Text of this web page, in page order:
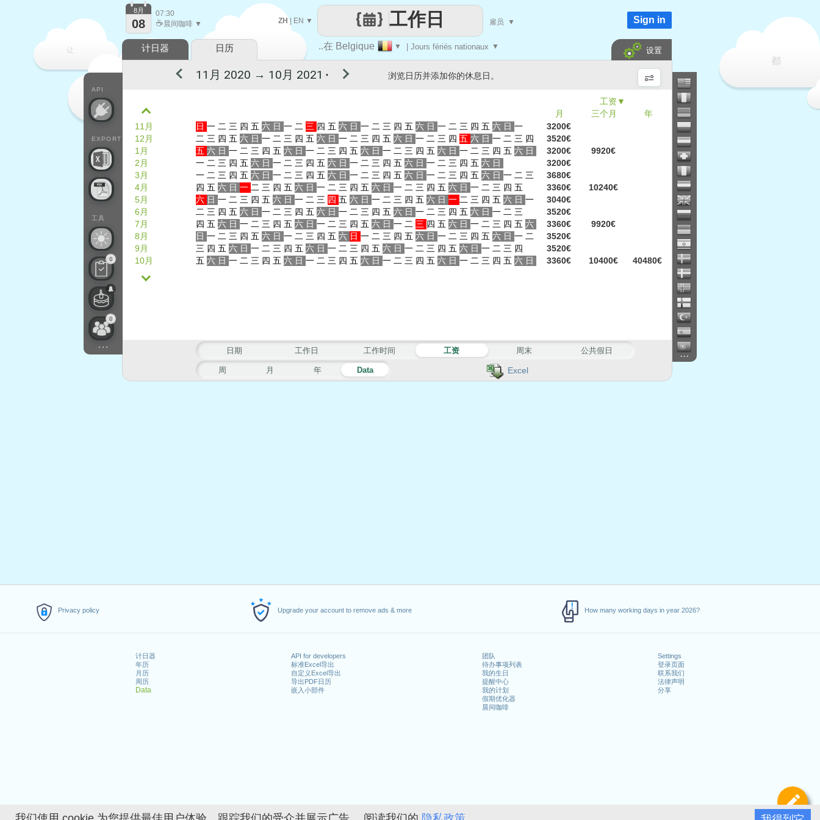
Privacy policy Upgrade your account to remove ads & more How many working days in year 2026?
计日器
年历
月历
周历
Data
API for developers
标准Excel导出
自定义Excel导出
导出PDF日历
嵌入小部件
团队
待办事项列表
我的生日
提醒中心
我的计划
假期优化器
晨间咖啡
Settings
登录页面
联系我们
法律声明
分享
定
让
都
..在 Belgique ▼ | Jours fériés nationaux ▼
工作日
ZH | EN ▼ 雇员 ▼
API
EXPORT
工具
0
0
...
8月
08
07:30
☕晨间咖啡 ▼ Sign in
计日器 日历 设置
...
Excel
▼
月
三个月 年
▼ 浏览日历并添加你的休息日。
11月 日 一 二 三 四 五 六 日 一 二 三 四 五 六 日 一 二 三 四 五 六 日 一 二 三 四 五 六 日 一
3200€
12月
二 三 四 五 六 日 一 二 三 四 五 六 日 一 二 三 四 五 六 日 一 二 三 四 五 六 日 一 二 三 四
3520€
1月
五 六 日 一 二 三 四 五 六 日 一 二 三 四 五 六 日 一 二 三 四 五 六 日 一 二 三 四 五 六 日 3200€
9920€
2月
一 二 三 四 五 六 日 一 二 三 四 五 六 日 一 二 三 四 五 六 日 一 二 三 四 五 六 日
3200€
3月
一 二 三 四 五 六 日 一 二 三 四 五 六 日 一 二 三 四 五 六 日 一 二 三 四 五 六 日 一 二 三
3680€
4月
四 五 六 日 一 二 三 四 五 六 日 一 二 三 四 五 六 日 一 二 三 四 五 六 日 一 二 三 四 五 3360€
10240€
5月
六 日 一 二 三 四 五 六 日 一 二 三 四 五 六 日 一 二 三 四 五 六 日 一 二 三 四 五 六 日 一
3040€
6月
二 三 四 五 六 日 一 二 三 四 五 六 日 一 二 三 四 五 六 日 一 二 三 四 五 六 日 一 二 三
3520€
7月
四 五 六 日 一 二 三 四 五 六 日 一 二 三 四 五 六 日 一 二 三 四 五 六 日 一 二 三 四 五 六 3360€
9920€
8月
日 一 二 三 四 五 六 日 一 二 三 四 五 六 日 一 二 三 四 五 六 日 一 二 三 四 五 六 日 一 二
3520€
9月
三 四 五 六 日 一 二 三 四 五 六 日 一 二 三 四 五 六 日 一 二 三 四 五 六 日 一 二 三 四
3520€
10月
五 六 日 一 二 三 四 五 六 日 一 二 三 四 五 六 日 一 二 三 四 五 六 日 一 二 三 四 五 六 日 3360€ 10400€ 40480€
周 月 年 Data
日期 工作日 工作时间 工资 周末 公共假日